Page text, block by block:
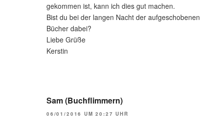
gekommen ist, kann ich dies gut machen.
Bist du bei der langen Nacht der aufgeschobenen
Bücher dabei?
Liebe Grüße
Kerstin
Sam (Buchflimmern)
06/01/2016 UM 20:27 UHR